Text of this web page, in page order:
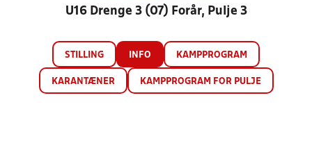
U16 Drenge 3 (07) Forår, Pulje 3
STILLING INFO KAMPPROGRAM
KARANTÆNER KAMPPROGRAM FOR PULJE